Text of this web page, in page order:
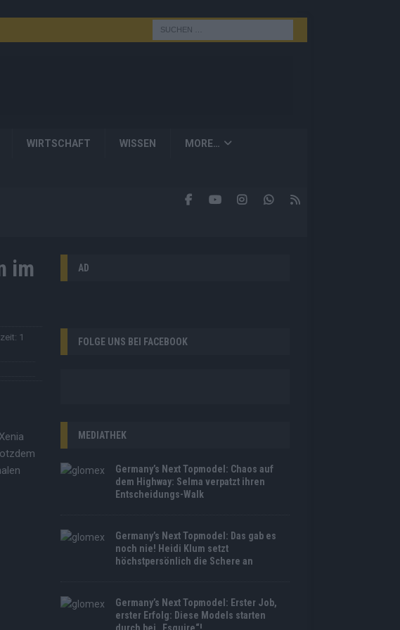
WIRTSCHAFT WISSEN MORE…
im
1
AD
FOLGE UNS BEI FACEBOOK
MEDIATHEK
Germany’s Next Topmodel: Chaos auf
dem Highway: Selma verpatzt ihren
Entscheidungs-Walk
Germany’s Next Topmodel: Das gab es
noch nie! Heidi Klum setzt
höchstpersönlich die Schere an
Germany’s Next Topmodel: Erster Job,
erster Erfolg: Diese Models starten